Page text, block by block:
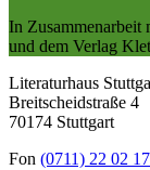
In Zusammenarbeit
und dem Verlag
Literaturhaus
Breitscheidstraße 4
70174 Stuttgart
Fon (0711) 22 02